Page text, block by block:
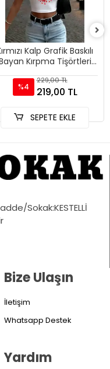
Kalp Grafik Baskılı
Kırpma Tişörtleri
Boyun Üstleri Sokak
%4
229,00 TL
219,00 TL
SEPETE EKLE
Sokak:KESTELLİ
Bize Ulaşın
İletişim
Whatsapp Destek
Yardım